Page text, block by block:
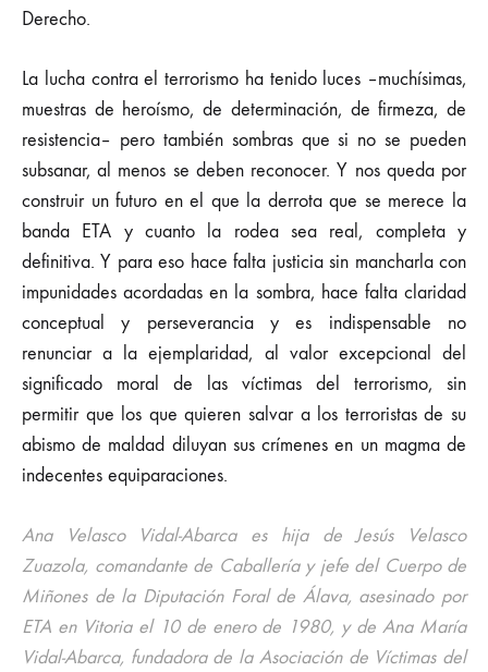
Derecho.
La lucha contra el terrorismo ha tenido luces –muchísimas,
muestras de heroísmo, de determinación, de firmeza, de
resistencia– pero también sombras que si no se pueden
subsanar, al menos se deben reconocer. Y nos queda por
construir un futuro en el que la derrota que se merece la
banda ETA y cuanto la rodea sea real, completa y
definitiva. Y para eso hace falta justicia sin mancharla con
impunidades acordadas en la sombra, hace falta claridad
conceptual y perseverancia y es indispensable no
renunciar a la ejemplaridad, al valor excepcional del
significado moral de las víctimas del terrorismo, sin
permitir que los que quieren salvar a los terroristas de su
abismo de maldad diluyan sus crímenes en un magma de
indecentes equiparaciones.
Ana Velasco Vidal-Abarca es hija de Jesús Velasco
Zuazola, comandante de Caballería y jefe del Cuerpo de
Miñones de la Diputación Foral de Álava, asesinado por
ETA en Vitoria el 10 de enero de 1980, y de Ana María
Vidal-Abarca, fundadora de la Asociación de Víctimas del